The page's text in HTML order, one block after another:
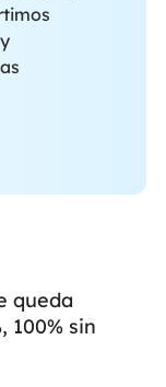
queda
100% sin